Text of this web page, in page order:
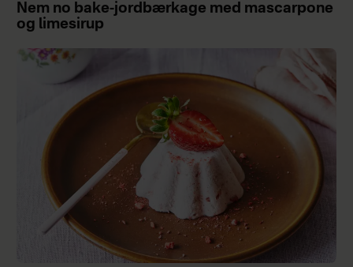
Nem no bake-jordbærkage med mascarpone
og limesirup